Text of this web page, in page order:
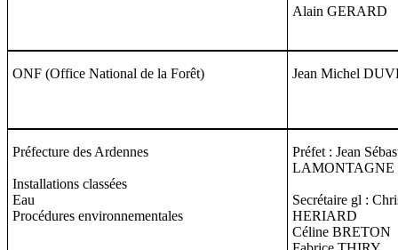
Alain GERARD
ONF (Office National de la Forêt) Jean Michel
Préfecture des Ardennes
Installations classées
Eau
Procédures environnementales
Préfet : Jean
LAMONTAGNE
Secrétaire gl :
HERIARD
Céline BRETON